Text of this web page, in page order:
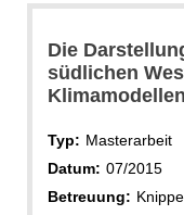
Die
südlichen
Klimamodellen
Typ: Masterarbeit
Datum: 07/2015
Betreuung: